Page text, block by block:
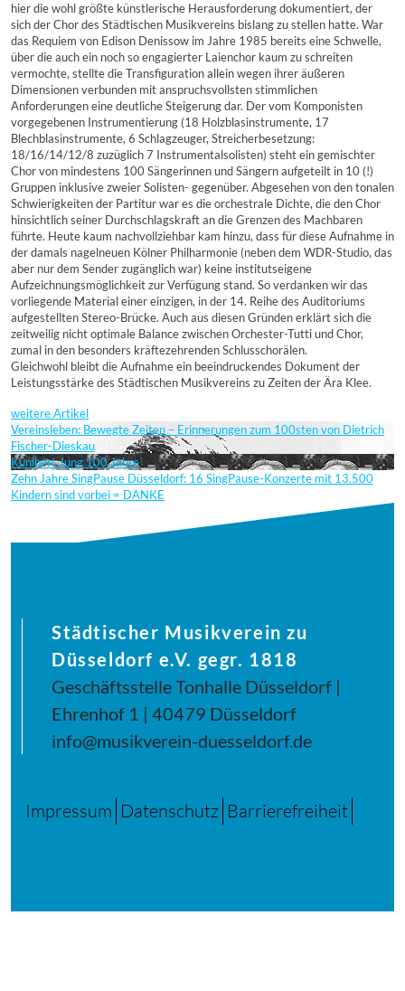
hier die wohl größte künstlerische Herausforderung dokumentiert, der
sich der Chor des Städtischen Musikvereins bislang zu stellen hatte. War
das Requiem von Edison Denissow im Jahre 1985 bereits eine Schwelle,
über die auch ein noch so engagierter Laienchor kaum zu schreiten
vermochte, stellte die Transfiguration allein wegen ihrer äußeren
Dimensionen verbunden mit anspruchsvollsten stimmlichen
Anforderungen eine deutliche Steigerung dar. Der vom Komponisten
vorgegebenen Instrumentierung (18 Holzblasinstrumente, 17
Blechblasinstrumente, 6 Schlagzeuger, Streicherbesetzung:
18/16/14/12/8 zuzüglich 7 Instrumentalsolisten) steht ein gemischter
Chor von mindestens 100 Sängerinnen und Sängern aufgeteilt in 10 (!)
Gruppen inklusive zweier Solisten- gegenüber. Abgesehen von den tonalen
Schwierigkeiten der Partitur war es die orchestrale Dichte, die den Chor
hinsichtlich seiner Durchschlagskraft an die Grenzen des Machbaren
führte. Heute kaum nachvollziehbar kam hinzu, dass für diese Aufnahme in
der damals nagelneuen Kölner Philharmonie (neben dem WDR-Studio, das
aber nur dem Sender zugänglich war) keine institutseigene
Aufzeichnungsmöglichkeit zur Verfügung stand. So verdanken wir das
vorliegende Material einer einzigen, in der 14. Reihe des Auditoriums
aufgestellten Stereo-Brücke. Auch aus diesen Gründen erklärt sich die
zeitweilig nicht optimale Balance zwischen Orchester-Tutti und Chor,
zumal in den besonders kräftezehrenden Schlusschorälen.
Gleichwohl bleibt die Aufnahme ein beeindruckendes Dokument der
Leistungsstärke des Städtischen Musikvereins zu Zeiten der Ära Klee.
weitere Artikel
Vereinsleben: Bewegte Zeiten – Erinnerungen zum 100sten von Dietrich
Fischer-Dieskau
Kunibert Jung 100 Jahre
Zehn Jahre SingPause Düsseldorf: 16 SingPause-Konzerte mit 13.500
Kindern sind vorbei = DANKE
Städtischer Musikverein zu
Düsseldorf e.V. gegr. 1818
Geschäftsstelle Tonhalle Düsseldorf |
Ehrenhof 1 | 40479 Düsseldorf
info@musikverein-duesseldorf.de
Impressum Datenschutz Barrierefreiheit